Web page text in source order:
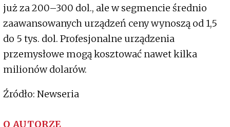
już za 200–300 dol., ale w segmencie średnio
zaawansowanych urządzeń ceny wynoszą od 1,5
do 5 tys. dol. Profesjonalne urządzenia
przemysłowe mogą kosztować nawet kilka
milionów dolarów.
Źródło: Newseria
O AUTORZE